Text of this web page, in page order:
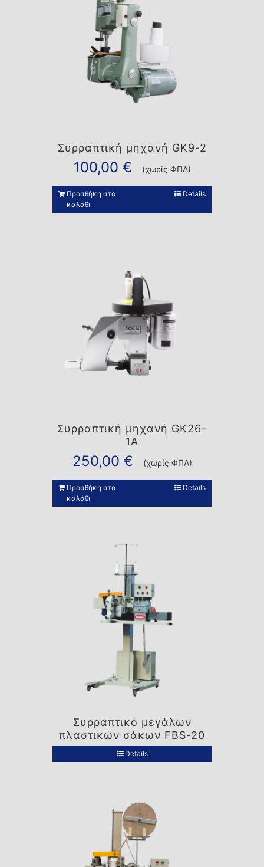
Συρραπτική μηχανή GK9-2
100,00 € (χωρίς ΦΠΑ)
Προσθήκη στο
καλάθι
Details
Συρραπτική μηχανή GK26-
1A
250,00 € (χωρίς ΦΠΑ)
Προσθήκη στο
καλάθι
Details
Συρραπτικό μεγάλων
πλαστικών σάκων FBS-20
Details